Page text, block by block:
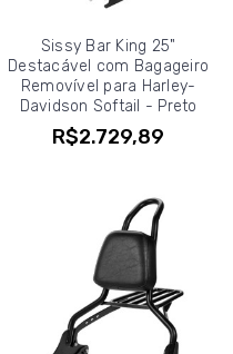
Sissy Bar King 25"
Destacável com Bagageiro
Removível para Harley-
Davidson Softail - Preto
R$2.729,89